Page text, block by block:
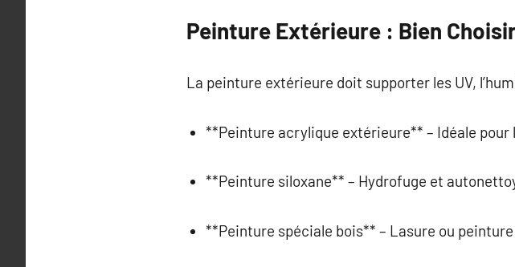
Peinture Extérieure : Bien
La peinture extérieure doit supporter les UV,
**Peinture acrylique extérieure** – Idéale pour
**Peinture siloxane** – Hydrofuge et
**Peinture spéciale bois** – Lasure ou